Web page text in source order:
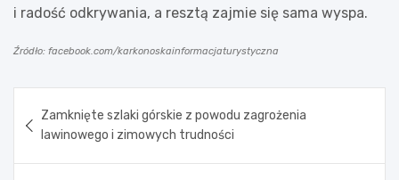
i radość odkrywania, a resztą zajmie się sama wyspa.
Źródło: facebook.com/karkonoskainformacjaturystyczna
wpisu
Zamknięte szlaki górskie z powodu zagrożenia
lawinowego i zimowych trudności